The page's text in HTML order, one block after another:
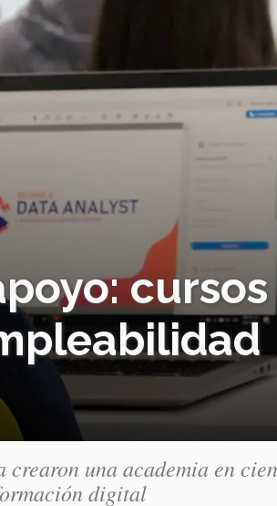
una academia en
digital